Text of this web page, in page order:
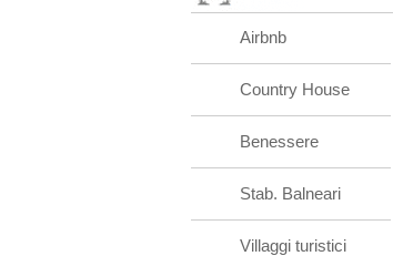
Airbnb
Country House
Benessere
Stab. Balneari
Villaggi turistici